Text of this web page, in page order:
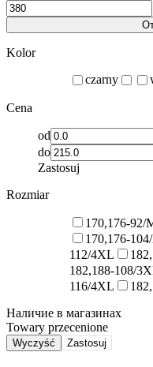
Kolor
czarny
Cena
od
do
Zastosuj
Rozmiar
170,176-92/
170,176-
112/4XL
182,188-108/
116/4XL
Наличие в магазинах
Towary przecenione
Wyczyść Zastosuj